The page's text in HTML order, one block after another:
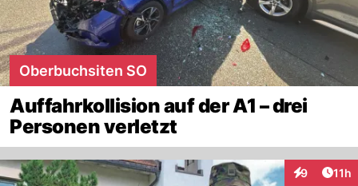
Oberbuchsiten SO
Auffahrkollision auf der A1 – drei
Personen verletzt
9 11h